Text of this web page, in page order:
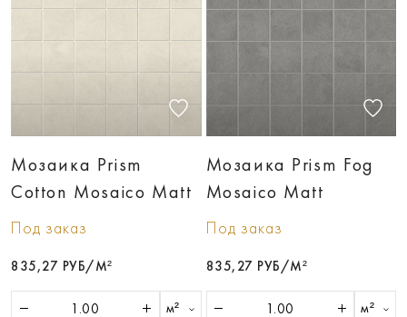
Мозаика Prism
Cotton Mosaico Matt
Под заказ
835,27 РУБ/М²
м²
Мозаика Prism Fog
Mosaico Matt
Под заказ
835,27 РУБ/М²
м²